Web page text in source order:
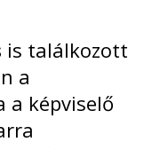
is találkozott
a
a képviselő